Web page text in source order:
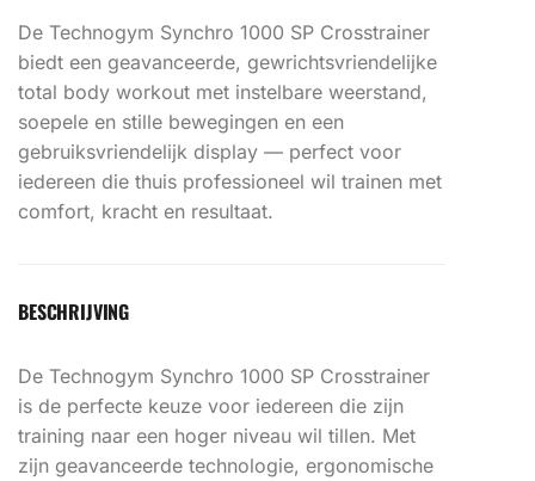
De Technogym Synchro 1000 SP Crosstrainer
biedt een geavanceerde, gewrichtsvriendelijke
total body workout met instelbare weerstand,
soepele en stille bewegingen en een
gebruiksvriendelijk display — perfect voor
iedereen die thuis professioneel wil trainen met
comfort, kracht en resultaat.
BESCHRIJVING
De Technogym Synchro 1000 SP Crosstrainer
is de perfecte keuze voor iedereen die zijn
training naar een hoger niveau wil tillen. Met
zijn geavanceerde technologie, ergonomische